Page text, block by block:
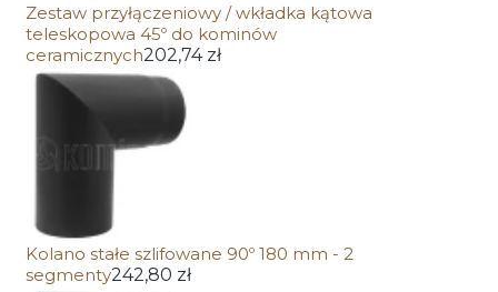
Zestaw przyłączeniowy / wkładka kątowa
teleskopowa 45º do kominów
ceramicznych202,74 zł
Kolano stałe szlifowane 90º 180 mm - 2
segmenty242,80 zł